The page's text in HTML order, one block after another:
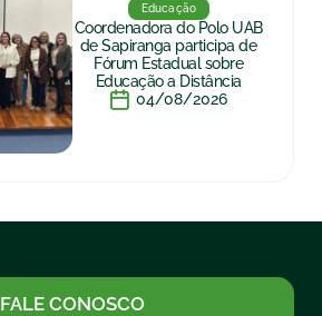
Educação
Coordenadora do Polo UAB
de Sapiranga participa de
Fórum Estadual sobre
Educação a Distância
04/08/2026
FALE CONOSCO